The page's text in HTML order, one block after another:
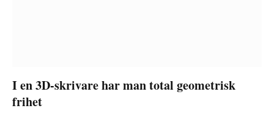
I en 3D-skrivare har man total geometrisk
frihet